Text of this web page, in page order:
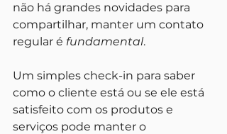
não há grandes novidades para
compartilhar, manter um contato
regular é fundamental.
Um simples check-in para saber
como o cliente está ou se ele está
satisfeito com os produtos e
serviços pode manter o